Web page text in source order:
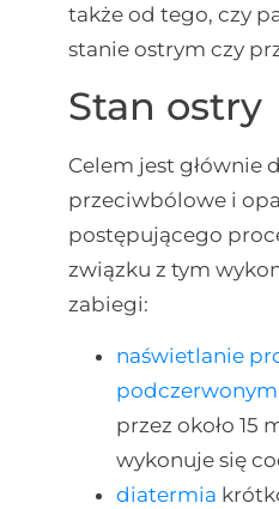
także od tego, czy
stanie ostrym czy
Stan ostry
Celem jest głównie
przeciwbólowe i
postępującego
związku z tym
zabiegi:
naświetlanie
przez około 15
wykonuje się
diatermia